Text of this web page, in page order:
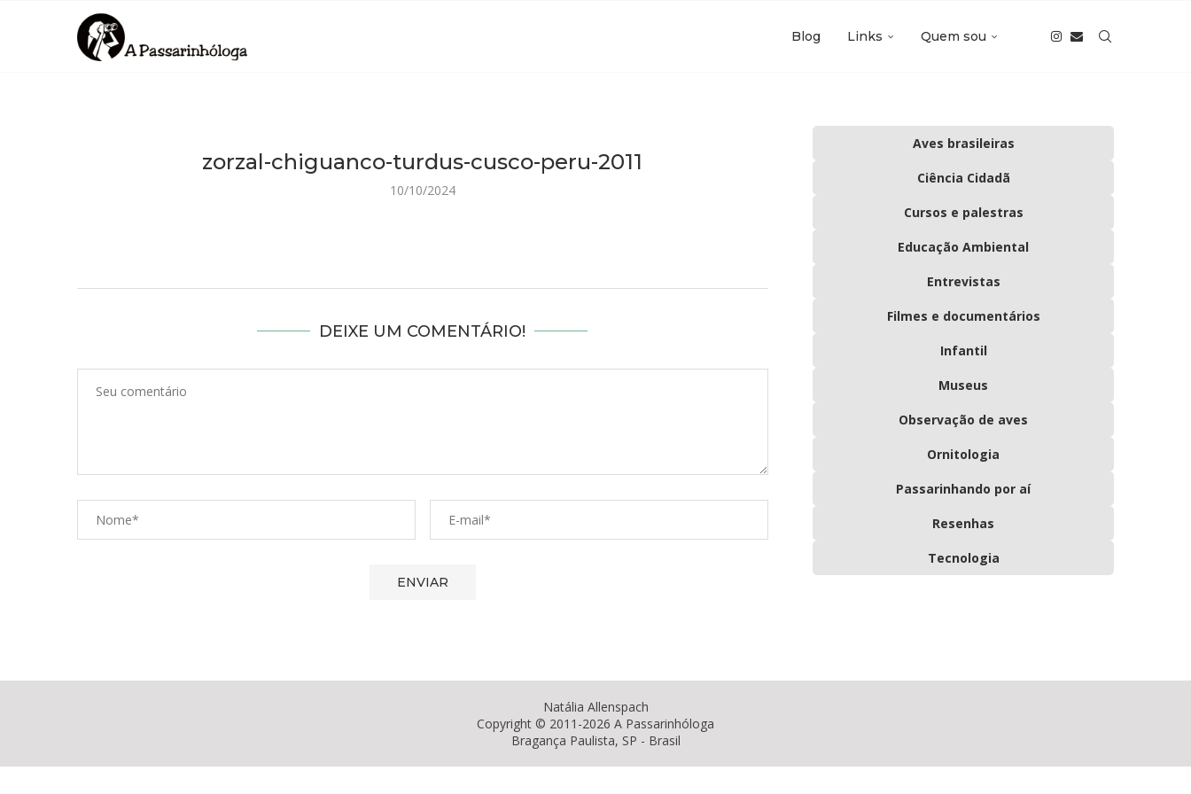
Blog Links Quem sou
zorzal-chiguanco-turdus-cusco-peru-2011
10/10/2024
DEIXE UM COMENTÁRIO!
Aves brasileiras
Ciência Cidadã
Cursos e palestras
Educação Ambiental
Entrevistas
Filmes e documentários
Infantil
Museus
Observação de aves
Ornitologia
Passarinhando por aí
Resenhas
Tecnologia
Natália Allenspach
Copyright © 2011-2026 A Passarinhóloga
Bragança Paulista, SP - Brasil